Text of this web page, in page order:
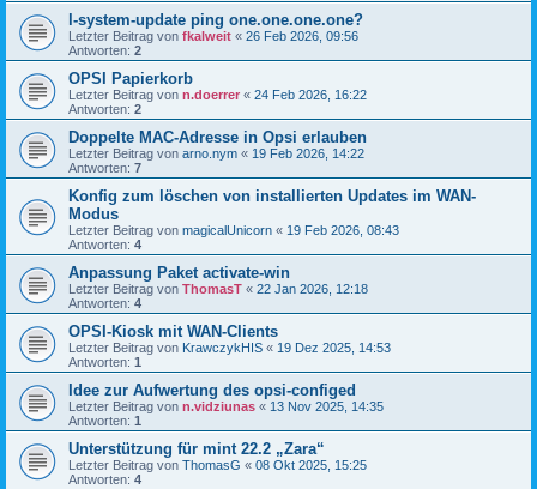
l-system-update ping one.one.one.one?
Letzter Beitrag von fkalweit « 26 Feb 2026, 09:56
Antworten: 2
OPSI Papierkorb
Letzter Beitrag von n.doerrer « 24 Feb 2026, 16:22
Antworten: 2
Doppelte MAC-Adresse in Opsi erlauben
Letzter Beitrag von arno.nym « 19 Feb 2026, 14:22
Antworten: 7
Konfig zum löschen von installierten Updates im WAN-
Modus
Letzter Beitrag von magicalUnicorn « 19 Feb 2026, 08:43
Antworten: 4
Anpassung Paket activate-win
Letzter Beitrag von ThomasT « 22 Jan 2026, 12:18
Antworten: 4
OPSI-Kiosk mit WAN-Clients
Letzter Beitrag von KrawczykHIS « 19 Dez 2025, 14:53
Antworten: 1
Idee zur Aufwertung des opsi-configed
Letzter Beitrag von n.vidziunas « 13 Nov 2025, 14:35
Antworten: 1
Unterstützung für mint 22.2 „Zara“
Letzter Beitrag von ThomasG « 08 Okt 2025, 15:25
Antworten: 4